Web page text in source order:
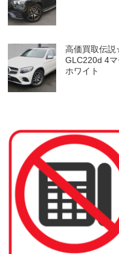
高価買取伝
GLC220d 4
ホワイト